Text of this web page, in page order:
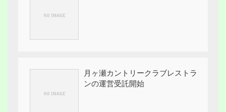
月ヶ瀬カントリークラブレストラ
ンの運営受託開始